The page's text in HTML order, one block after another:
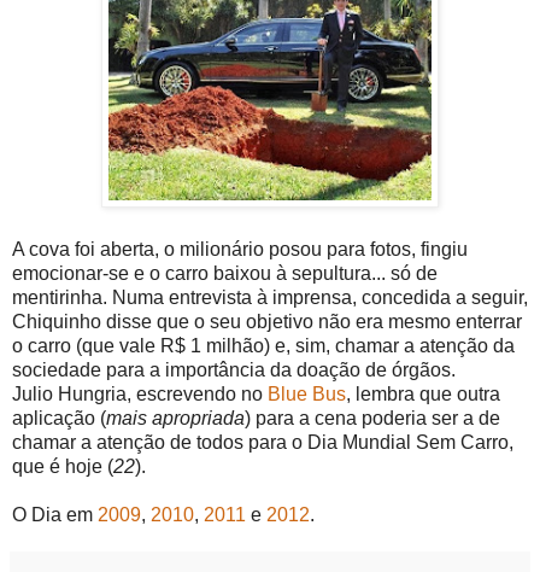
A cova foi aberta, o milionário posou para fotos, fingiu
emocionar-se e o carro baixou à sepultura... só de
mentirinha. Numa entrevista à imprensa, concedida a seguir,
Chiquinho disse que o seu objetivo não era mesmo enterrar
o carro (que vale R$ 1 milhão) e, sim, chamar a atenção da
sociedade para a importância da doação de órgãos.
Julio Hungria, escrevendo no Blue Bus, lembra que outra
aplicação (mais apropriada) para a cena poderia ser a de
chamar a atenção de todos para o Dia Mundial Sem Carro,
que é hoje (22).
O Dia em 2009, 2010, 2011 e 2012.